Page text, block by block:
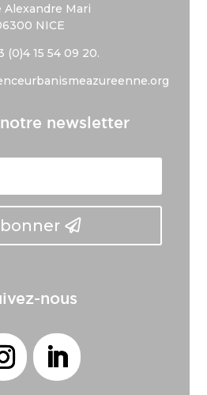
Alexandre Mari
NICE
(0)4 15 54 09 20.
notre newsletter
nous